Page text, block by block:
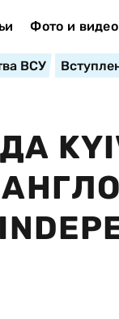
Фото и видео
ВСУ